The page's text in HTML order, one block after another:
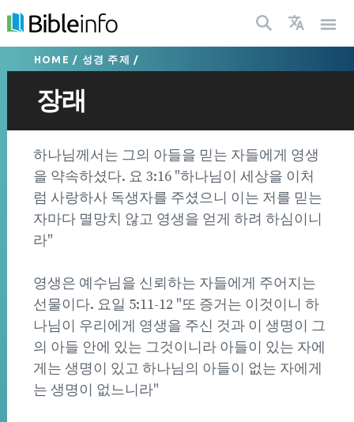
HOME / 성경 주제 /
장래
하나님께서는 그의 아들을 믿는 자들에게 영생
을 약속하셨다. 요 3:16 "하나님이 세상을 이처
럼 사랑하사 독생자를 주셨으니 이는 저를 믿는
자마다 멸망치 않고 영생을 얻게 하려 하심이니
라"
영생은 예수님을 신뢰하는 자들에게 주어지는
선물이다. 요일 5:11-12 "또 증거는 이것이니 하
나님이 우리에게 영생을 주신 것과 이 생명이 그
의 아들 안에 있는 그것이니라 아들이 있는 자에
게는 생명이 있고 하나님의 아들이 없는 자에게
는 생명이 없느니라"